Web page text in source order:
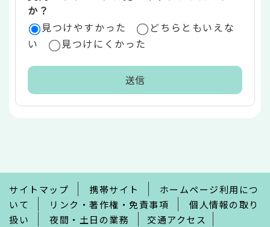
か？
見つけやすかった
どちらともいえな
い
見つけにくかった
で
サイトマップ 携帯サイト
ホームページ利用につ
いて
リンク・著作権・免責事項
個人情報の取り
扱い
夜間・土日の業務 交通アクセス